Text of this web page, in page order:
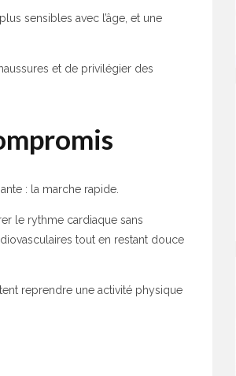
sensibles avec l’âge, et une
et de privilégier des
: la marche rapide.
le rythme cardiaque sans
tout en restant douce
reprendre une activité physique